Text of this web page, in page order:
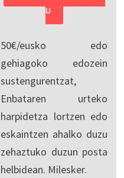
U
50€/eusko edo
gehiagoko edozein
sustengurentzat,
Enbataren urteko
harpidetza lortzen edo
eskaintzen ahalko duzu
zehaztuko duzun posta
helbidean. Milesker.